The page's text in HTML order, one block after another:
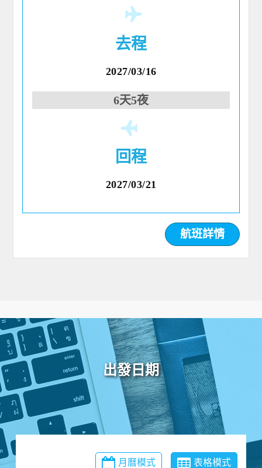
去程
2027/03/16
6天5夜
回程
2027/03/21
航班詳情
出發日期
月曆模式 表格模式